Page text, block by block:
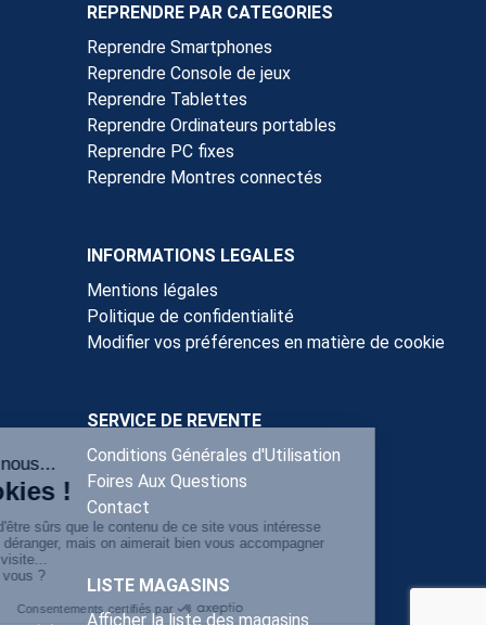
REPRENDRE PAR CATEGORIES
Reprendre Smartphones
Reprendre Console de jeux
Reprendre Tablettes
Reprendre Ordinateurs portables
Reprendre PC fixes
Reprendre Montres connectés
INFORMATIONS LEGALES
Mentions légales
Politique de confidentialité
Modifier vos préférences en matière de cookie
SERVICE DE REVENTE
Conditions Générales d'Utilisation
Foires Aux Questions
Contact
LISTE MAGASINS
Afficher la liste des magasins